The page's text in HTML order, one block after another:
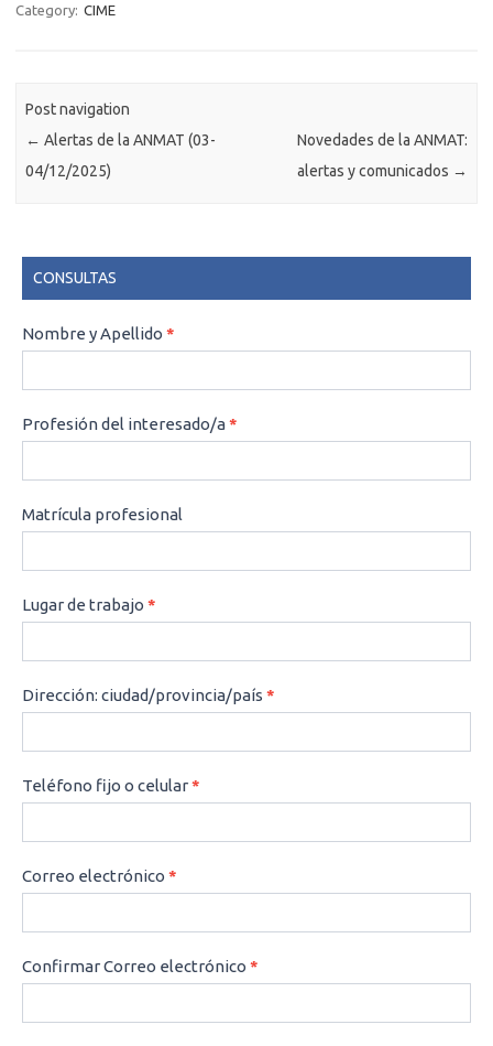
Category: CIME
Post navigation
← Alertas de la ANMAT (03-
04/12/2025)
Novedades de la ANMAT:
alertas y comunicados →
CONSULTAS
CONSULTAS
Nombre y Apellido *
Profesión del interesado/a*
Matrícula profesional
Lugar de trabajo *
Dirección: ciudad/provincia/país *
Teléfono fijo o celular*
Correo electrónico *
Confirmar Correo electrónico *